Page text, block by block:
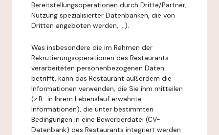
Bereitstellungsoperationen durch Dritte/Partner,
Nutzung spezialisierter Datenbanken, die von
Dritten angeboten werden, ...).
Was insbesondere die im Rahmen der
Rekrutierungsoperationen des Restaurants
verarbeiteten personenbezogenen Daten
betrifft, kann das Restaurant außerdem die
Informationen verwenden, die Sie ihm mitteilen
(z.B.: in Ihrem Lebenslauf erwähnte
Informationen), die unter bestimmten
Bedingungen in eine Bewerberdatei (CV-
Datenbank) des Restaurants integriert werden